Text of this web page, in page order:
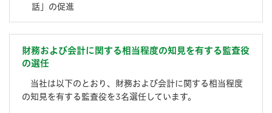
話」の促進
財務および会計に関する相当程度の知⾒を有する監査役
の選任
当社は以下のとおり、財務および会計に関する相当程度
の知⾒を有する監査役を3名選任しています。